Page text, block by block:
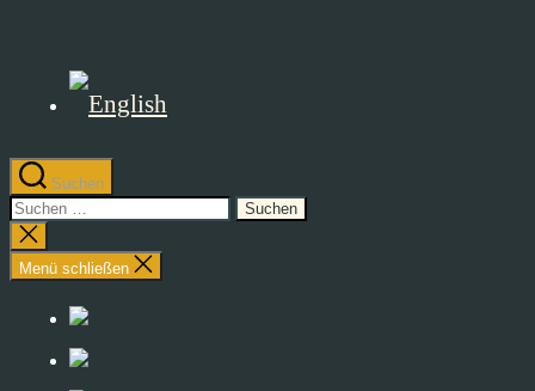
Suchen
Suchen
nach:
Suche
schließen
Menü schließen